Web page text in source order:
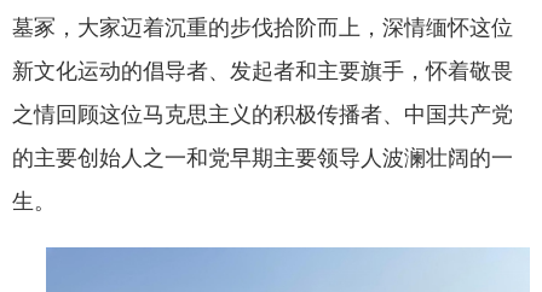
墓冢，大家迈着沉重的步伐拾阶而上，深情缅怀这位
新文化运动的倡导者、发起者和主要旗手，怀着敬畏
之情回顾这位马克思主义的积极传播者、中国共产党
的主要创始人之一和党早期主要领导人波澜壮阔的一
生。